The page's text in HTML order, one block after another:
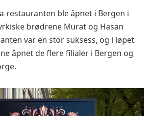
restauranten ble åpnet i Bergen i
brødrene Murat og Hasan
var en stor suksess, og i løpet
åpnet de flere filialer i Bergen og